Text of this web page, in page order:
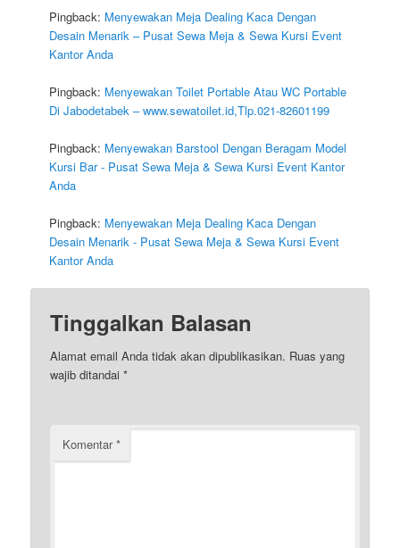
Pingback: Menyewakan Meja Dealing Kaca Dengan
Desain Menarik – Pusat Sewa Meja & Sewa Kursi Event
Kantor Anda
Pingback: Menyewakan Toilet Portable Atau WC Portable
Di Jabodetabek – www.sewatoilet.id,Tlp.021-82601199
Pingback: Menyewakan Barstool Dengan Beragam Model
Kursi Bar - Pusat Sewa Meja & Sewa Kursi Event Kantor
Anda
Pingback: Menyewakan Meja Dealing Kaca Dengan
Desain Menarik - Pusat Sewa Meja & Sewa Kursi Event
Kantor Anda
Tinggalkan Balasan
Alamat email Anda tidak akan dipublikasikan. Ruas yang
wajib ditandai*
Komentar*